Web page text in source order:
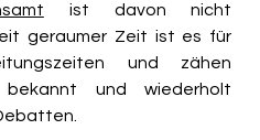
ist davon nicht
geraumer Zeit ist es für
und wiederholt